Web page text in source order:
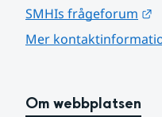
SMHIs frågeforum
Mer
Om webbplatsen